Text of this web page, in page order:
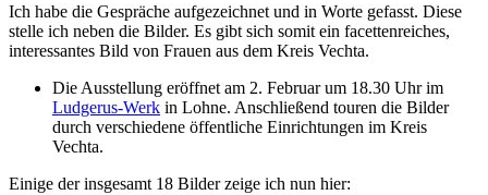
Ich habe die Gespräche aufgezeichnet und in Worte gefasst. Diese
stelle ich neben die Bilder. Es gibt sich somit ein facettenreiches,
interessantes Bild von Frauen aus dem Kreis Vechta.
Die Ausstellung eröffnet am 2. Februar um 18.30 Uhr im
Ludgerus-Werk in Lohne. Anschließend touren die Bilder
durch verschiedene öffentliche Einrichtungen im Kreis
Vechta.
Einige der insgesamt 18 Bilder zeige ich nun hier: